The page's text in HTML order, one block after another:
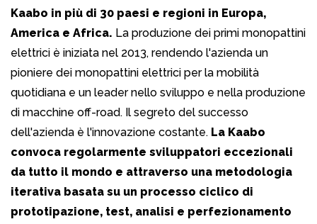
Kaabo in più di 30 paesi e regioni in Europa,
America e Africa. La produzione dei primi monopattini
elettrici è iniziata nel 2013, rendendo l'azienda un
pioniere dei monopattini elettrici per la mobilità
quotidiana e un leader nello sviluppo e nella produzione
di macchine off-road. Il segreto del successo
dell'azienda è l'innovazione costante. La Kaabo
convoca regolarmente sviluppatori eccezionali
da tutto il mondo e attraverso una metodologia
iterativa basata su un processo ciclico di
prototipazione, test, analisi e perfezionamento